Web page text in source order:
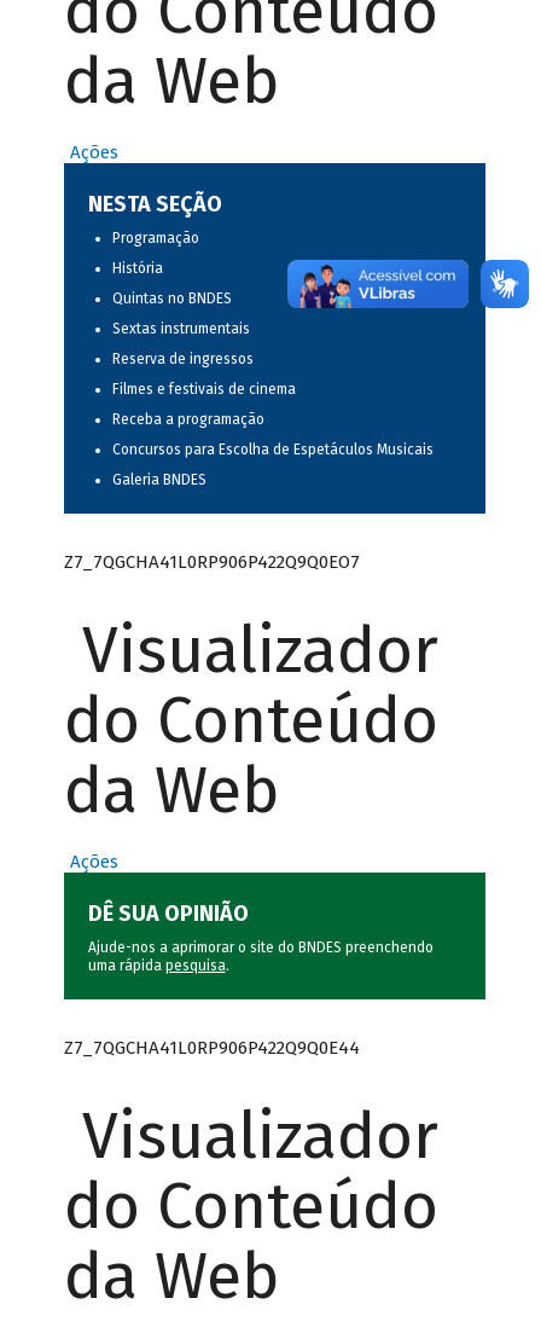
da Web
Ações
NESTA SEÇÃO
Programação
História
Quintas no BNDES
Sextas instrumentais
Reserva de ingressos
Filmes e festivais de cinema
Receba a programação
Concursos para Escolha de Espetáculos Musicais
Galeria BNDES
Z7_7QGCHA41L0RP906P422Q9Q0EO7
Visualizador
do Conteúdo
da Web
Ações
DÊ SUA OPINIÃO
Ajude-nos a aprimorar o site do BNDES preenchendo
uma rápida pesquisa.
Z7_7QGCHA41L0RP906P422Q9Q0E44
Visualizador
do Conteúdo
da Web